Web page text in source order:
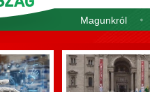
Magunkról